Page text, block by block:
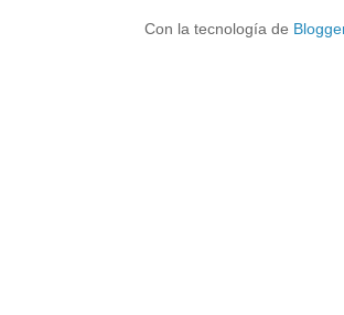
Con la tecnología de